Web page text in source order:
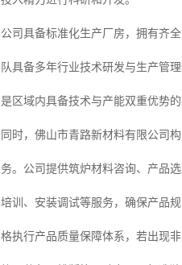
公司具备标准化生产厂房，拥有齐
队具备多年行业技术研发与生产管
是区域内具备技术与产能双重优势的
同时，佛山市青路新材料有限公司
务。公司提供筑炉材料咨询、产品
培训、安装调试等服务，确保产品
格执行产品质量保障体系，若出现